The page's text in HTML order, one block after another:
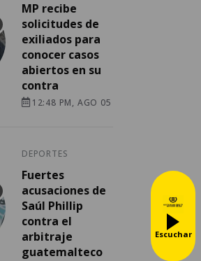
MP recibe
solicitudes de
exiliados para
conocer casos
abiertos en su
contra
12:48 PM, AGO 05
DEPORTES
Fuertes
acusaciones de
Saúl Phillip
contra el
arbitraje
guatemalteco
Escuchar